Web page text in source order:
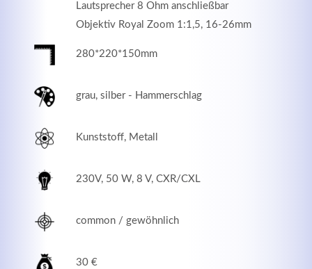
Lautsprecher 8 Ohm anschließbar
Objektiv Royal Zoom 1:1,5, 16-26mm
280*220*150mm
grau, silber - Hammerschlag
Kunststoff, Metall
230V, 50 W, 8 V, CXR/CXL
common / gewöhnlich
30 €
Good Service
Lorem ipsum dolor sit amet, consectetuer adipiscing
MEHR INFOS